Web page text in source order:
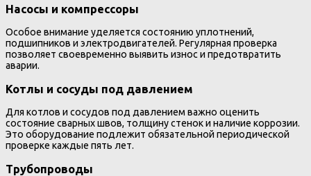
Насосы и компрессоры
Особое внимание уделяется состоянию уплотнений,
подшипников и электродвигателей. Регулярная проверка
позволяет своевременно выявить износ и предотвратить
аварии.
Котлы и сосуды под давлением
Для котлов и сосудов под давлением важно оценить
состояние сварных швов, толщину стенок и наличие коррозии.
Это оборудование подлежит обязательной периодической
проверке каждые пять лет.
Трубопроводы